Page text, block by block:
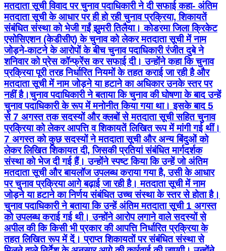
मतदाता सूची विवाद पर चुनाव पदाधिकारी ने दी सफाई कहा- अंतिम
मतदाता सूची के आधार पर ही हो रही चुनाव प्रक्रिया, शिकायतें
संबंधित संस्था को भेजी गईं झुमरी तिलैया। कोडरमा जिला क्रिकेट
एसोसिएशन (केडीसीए) के चुनाव को लेकर मतदाता सूची में नाम
जोड़ने-काटने के आरोपों के बीच चुनाव पदाधिकारी रंजीत दुबे ने
शनिवार को प्रेस कॉन्फ्रेंस कर सफाई दी। उन्होंने कहा कि चुनाव
प्रक्रिया पूरी तरह निर्धारित नियमों के तहत कराई जा रही है और
मतदाता सूची में नाम जोड़ने या हटाने का अधिकार उनके स्तर पर
नहीं है।चुनाव पदाधिकारी ने बताया कि चुनाव की घोषणा के बाद उन्हें
चुनाव पदाधिकारी के रूप में मनोनीत किया गया था। इसके बाद 5
से 7 अगस्त तक सदस्यों और क्लबों से मतदाता सूची सहित चुनाव
प्रक्रिया को लेकर आपत्ति व शिकायतें लिखित रूप में मांगी गई थीं।
7 अगस्त को कुछ सदस्यों ने मतदाता सूची और अन्य बिंदुओं को
लेकर लिखित शिकायत दी, जिसकी प्रतियां संबंधित मार्गदर्शक
संस्था को भेज दी गई हैं। उन्होंने स्पष्ट किया कि उन्हें जो अंतिम
मतदाता सूची और बायलॉज उपलब्ध कराया गया है, उसी के आधार
पर चुनाव प्रक्रिया आगे बढ़ाई जा रही है। मतदाता सूची में नाम
जोड़ने या हटाने का निर्णय संबंधित उच्च संस्था के स्तर से होता है।
चुनाव पदाधिकारी ने बताया कि उन्हें अंतिम मतदाता सूची 1 अगस्त
को उपलब्ध कराई गई थी। उन्होंने आरोप लगाने वाले सदस्यों से
अपील की कि किसी भी प्रकार की आपत्ति निर्धारित प्रक्रिया के
तहत लिखित रूप में दें। प्राप्त शिकायतों पर संबंधित संस्था से